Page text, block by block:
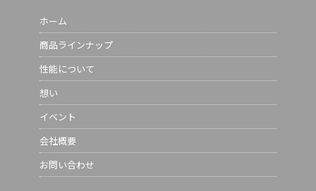
ホーム
商品ラインナップ
性能について
想い
イベント
会社概要
お問い合わせ